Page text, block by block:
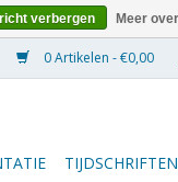
0 Artikelen - €0,00
TIJDSCHRIFTEN
verbergen Meer